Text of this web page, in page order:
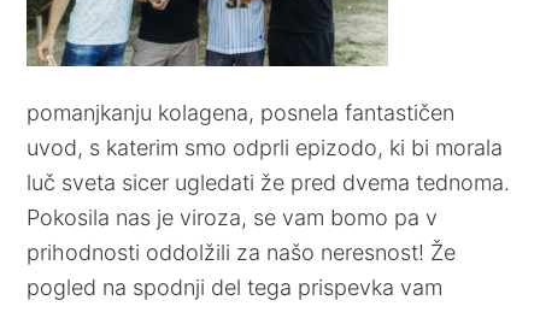
pomanjkanju kolagena, posnela fantastičen
uvod, s katerim smo odprli epizodo, ki bi morala
luč sveta sicer ugledati že pred dvema tednoma.
Pokosila nas je viroza, se vam bomo pa v
prihodnosti oddolžili za našo neresnost! Že
pogled na spodnji del tega prispevka vam